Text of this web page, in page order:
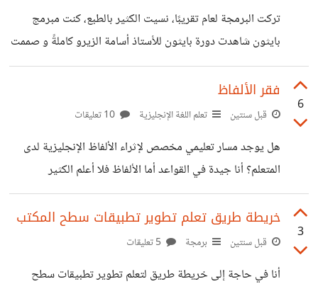
تركت البرمجة لعام تقريبًا، نسيت الكثير بالطبع، كنت مبرمج
بايثون شاهدت دورة بايثون للأستاذ أسامة الزيرو كاملةً و صممت
بعض البرامج. هل من سبيل لأتذكر كل ما درست بسرعة؟
6
فقر الألفاظ
قبل سنتين تعلم اللغة الإنجليزية
هل يوجد مسار تعليمي مخصص لإثراء الألفاظ الإنجليزية لدى
المتعلم؟ أنا جيدة في القواعد أما الألفاظ فلا أعلم الكثير
3
خريطة طريق تعلم تطوير تطبيقات سطح المكتب
قبل سنتين برمجة
أنا في حاجة إلى خريطة طريق لتعلم تطوير تطبيقات سطح